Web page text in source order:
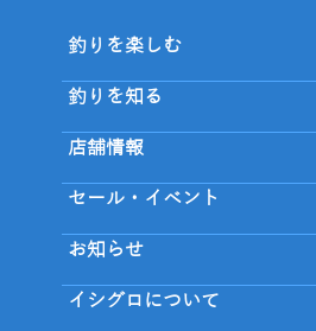
釣りを楽しむ
釣りを知る
店舗情報
セール・イベント
お知らせ
イシグロについて